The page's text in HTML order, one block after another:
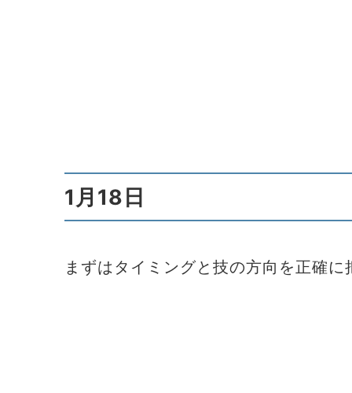
1月18日
まずはタイミングと技の方向を正確に